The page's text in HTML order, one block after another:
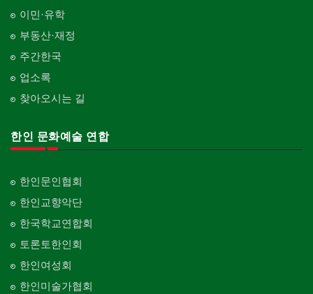
이민·유학
부동산·재정
주간한국
업소록
찾아오시는 길
한인 문화예술 연합
한인문인협회
한인교향악단
한국학교연합회
토론토한인회
한인여성회
한인미술가협회